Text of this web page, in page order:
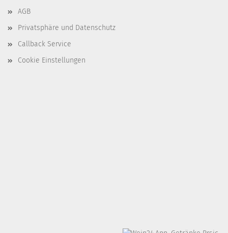
AGB
Privatsphäre und Datenschutz
Callback Service
Cookie Einstellungen